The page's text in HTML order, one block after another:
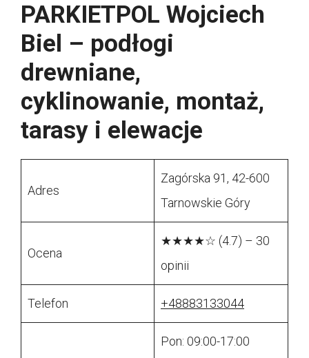
PARKIETPOL Wojciech
Biel – podłogi
drewniane,
cyklinowanie, montaż,
tarasy i elewacje
Adres
Zagórska 91, 42-600
Tarnowskie Góry
Ocena
★★★★☆ (4.7) – 30
opinii
Telefon +48883133044
Pon: 09:00-17:00